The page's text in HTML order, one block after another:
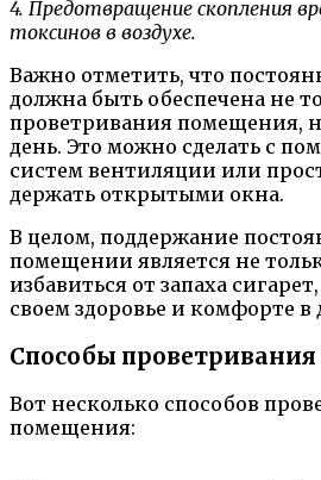
4. Предотвращение скопления
токсинов в воздухе.
Важно отметить, что
должна быть обеспечена не
проветривания помещения,
день. Это можно сделать с
систем вентиляции или
держать открытыми окна.
В целом, поддержание
помещении является не
избавиться от запаха
своем здоровье и комфорте в
Способы
Вот несколько способов
помещения: